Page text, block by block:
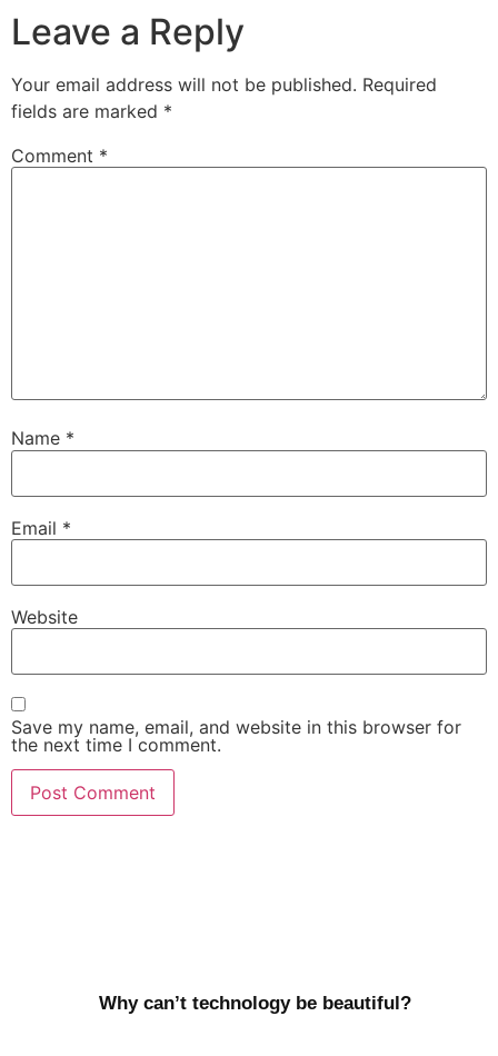
Leave a Reply
Your email address will not be published. Required
fields are marked *
Comment *
Name *
Email *
Website
Save my name, email, and website in this browser for
the next time I comment.
Why can’t technology be beautiful?